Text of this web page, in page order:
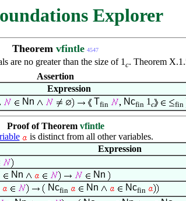
Explorer
Theorem vfintle 4547
are no greater than the size of 1 c. Theorem
Assertion
Expression
Nn Tfin Ncfin 1 c fin
Proof of Theorem vfintle
is distinct from all other variables.
Expression
Nn
Nn
Ncfin Nn Ncfin